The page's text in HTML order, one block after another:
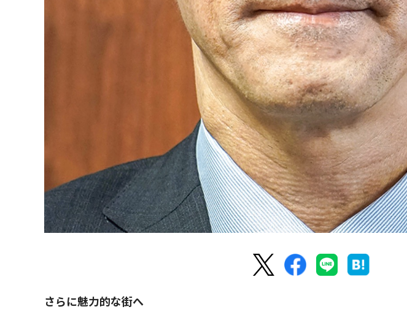
さらに魅力的な街へ